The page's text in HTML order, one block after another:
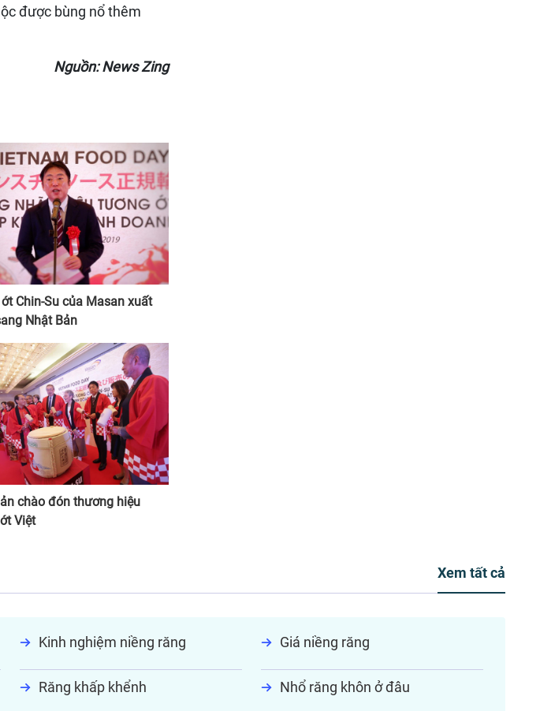
được bùng nổ thêm
Nguồn: News Zing
Chin-Su của Masan xuất
Nhật Bản
chào đón thương hiệu
Việt
Xem tất cả
Kinh nghiệm niềng răng Giá niềng răng
Răng khấp khểnh Nhổ răng khôn ở đâu